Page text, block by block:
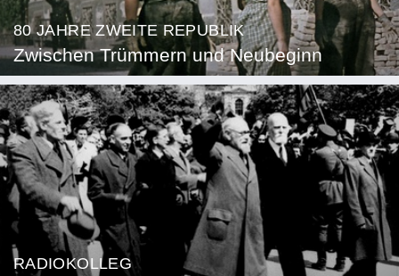
80 JAHRE ZWEITE REPUBLIK
Zwischen Trümmern und Neubeginn
RADIOKOLLEG